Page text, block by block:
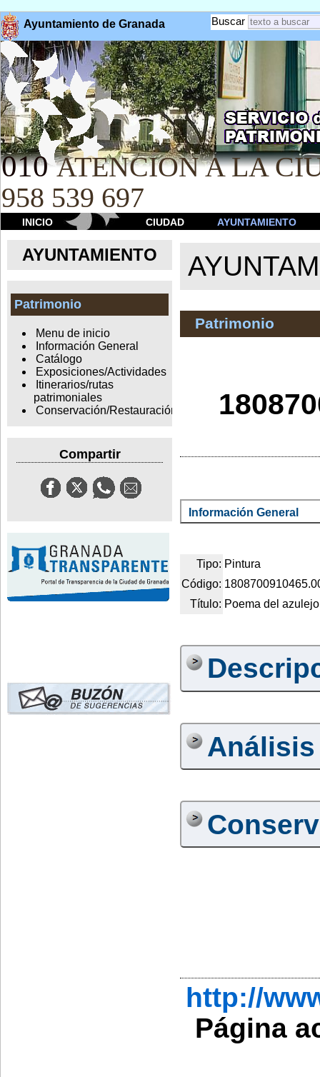
Ayuntamiento de Granada Buscar
010 ATENCION A LA
958 539 697
INICIO CIUDAD AYUNTAMIENTO
AYUNTAMIENTO
Patrimonio
Menu de inicio
Información General
Catálogo
Exposiciones/Actividades
Itinerarios/rutas
patrimoniales
Conservación/Restauración
Compartir
Patrimonio
Información General
Tipo: Pintura
Código:
Título: Poema del azulejo
http://
Página